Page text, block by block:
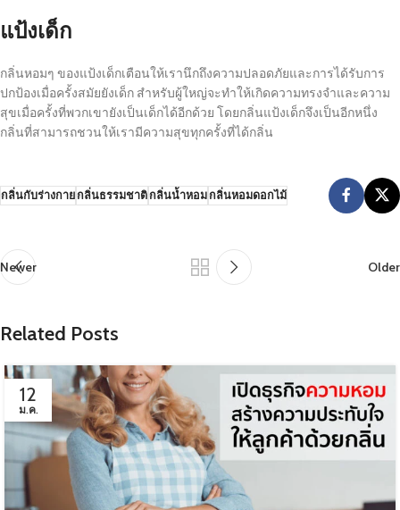
แป้งเด็ก
กลิ่นหอมๆ ของแป้งเด็กเตือนให้เรานึกถึงความปลอดภัยและการได้รับการ
ปกป้องเมื่อครั้งสมัยยังเด็ก สำหรับผู้ใหญ่จะทำให้เกิดความทรงจำและความ
สุขเมื่อครั้งที่พวกเขายังเป็นเด็กได้อีกด้วย โดยกลิ่นแป้งเด็กจึงเป็นอีกหนึ่ง
กลิ่นที่สามารถชวนให้เรามีความสุขทุกครั้งที่ได้กลิ่น
กลิ่นกับร่างกายกลิ่นธรรมชาติกลิ่นน้ำหอมกลิ่นหอมดอกไม้
Newer Older
Related Posts
12
ม.ค.